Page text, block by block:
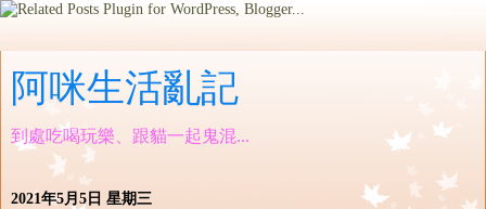
阿咪生活亂記
到處吃喝玩樂、跟貓一起鬼混...
2021年5月5日 星期三